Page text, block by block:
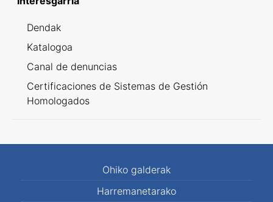
Dendak
Katalogoa
Canal de denuncias
Certificaciones de Sistemas de Gestión
Homologados
Ohiko galderak
Harremanetarako